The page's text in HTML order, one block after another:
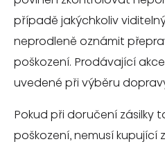
případě jakýchkoliv
neprodleně oznámit
poškození. Prodávající
uvedené při výběru
Pokud při doručení zásilky
poškození, nemusí kupující